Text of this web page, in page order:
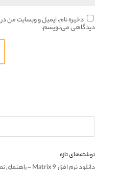
ذخیره نام، ایمیل و وبسایت من در
دیدگاهی می‌نویسم.
نوشته‌های تازه
دانلود نرم افزار Matrix 9 – راهنمای نصب